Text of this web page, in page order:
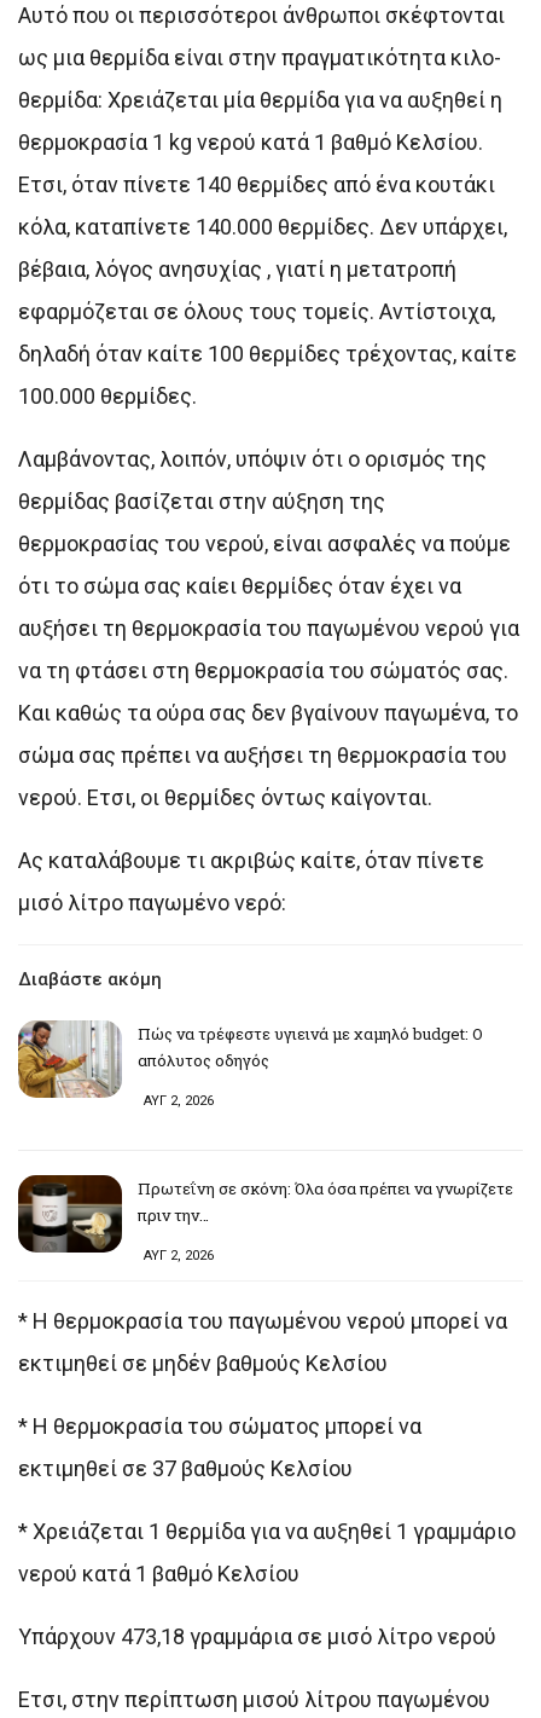
Αυτό που οι περισσότεροι άνθρωποι σκέφτονται
ως μια θερμίδα είναι στην πραγματικότητα κιλο-
θερμίδα: Χρειάζεται μία θερμίδα για να αυξηθεί η
θερμοκρασία 1 kg νερού κατά 1 βαθμό Κελσίου.
Ετσι, όταν πίνετε 140 θερμίδες από ένα κουτάκι
κόλα, καταπίνετε 140.000 θερμίδες. Δεν υπάρχει,
βέβαια, λόγος ανησυχίας , γιατί η μετατροπή
εφαρμόζεται σε όλους τους τομείς. Αντίστοιχα,
δηλαδή όταν καίτε 100 θερμίδες τρέχοντας, καίτε
100.000 θερμίδες.
Λαμβάνοντας, λοιπόν, υπόψιν ότι ο ορισμός της
θερμίδας βασίζεται στην αύξηση της
θερμοκρασίας του νερού, είναι ασφαλές να πούμε
ότι το σώμα σας καίει θερμίδες όταν έχει να
αυξήσει τη θερμοκρασία του παγωμένου νερού για
να τη φτάσει στη θερμοκρασία του σώματός σας.
Και καθώς τα ούρα σας δεν βγαίνουν παγωμένα, το
σώμα σας πρέπει να αυξήσει τη θερμοκρασία του
νερού. Ετσι, οι θερμίδες όντως καίγονται.
Ας καταλάβουμε τι ακριβώς καίτε, όταν πίνετε
μισό λίτρο παγωμένο νερό:
Διαβάστε ακόμη
Πώς να τρέφεστε υγιεινά με χαμηλό budget: Ο
απόλυτος οδηγός
ΑΥΓ 2, 2026
Πρωτεΐνη σε σκόνη: Όλα όσα πρέπει να γνωρίζετε
πριν την…
ΑΥΓ 2, 2026
* Η θερμοκρασία του παγωμένου νερού μπορεί να
εκτιμηθεί σε μηδέν βαθμούς Κελσίου
* Η θερμοκρασία του σώματος μπορεί να
εκτιμηθεί σε 37 βαθμούς Κελσίου
* Χρειάζεται 1 θερμίδα για να αυξηθεί 1 γραμμάριο
νερού κατά 1 βαθμό Κελσίου
Υπάρχουν 473,18 γραμμάρια σε μισό λίτρο νερού
Ετσι, στην περίπτωση μισού λίτρου παγωμένου